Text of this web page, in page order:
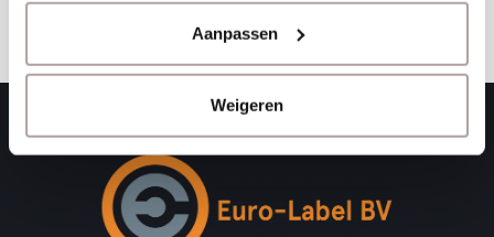
Aanpassen
Weigeren
Abonneer